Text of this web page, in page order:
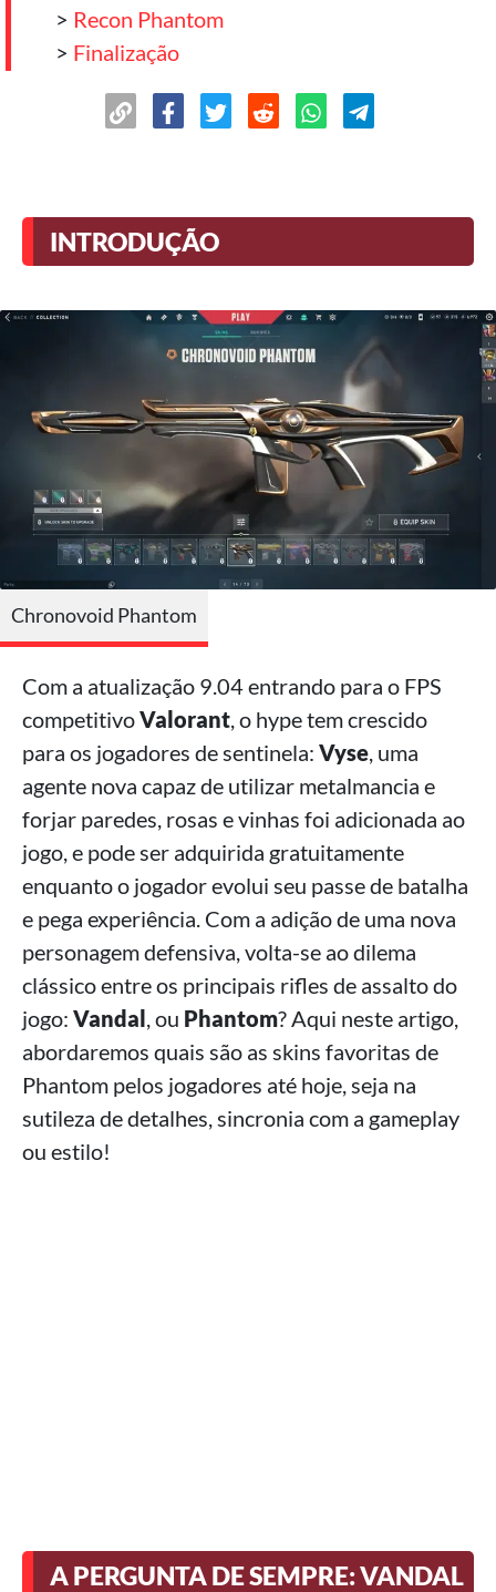
> Recon Phantom
> Finalização
INTRODUÇÃO
Chronovoid Phantom
Com a atualização 9.04 entrando para o FPS
competitivoValorant , o hype tem crescido
para os jogadores de sentinela: Vyse , uma
agente nova capaz de utilizar metalmancia e
forjar paredes, rosas e vinhas foi adicionada ao
jogo, e pode ser adquirida gratuitamente
enquanto o jogador evolui seu passe de batalha
e pega experiência. Com a adição de uma nova
personagem defensiva, volta-se ao dilema
clássico entre os principais rifles de assalto do
jogo: Vandal , ou Phantom? Aqui neste artigo,
abordaremos quais são as skins favoritas de
Phantom pelos jogadores até hoje, seja na
sutileza de detalhes, sincronia com a gameplay
ou estilo!
A PERGUNTA DE SEMPRE: VANDAL